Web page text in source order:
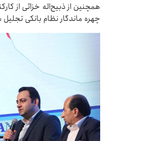
همچنین از ذبیح‌اله خزائی از
چهره ماندگار نظام بانکی